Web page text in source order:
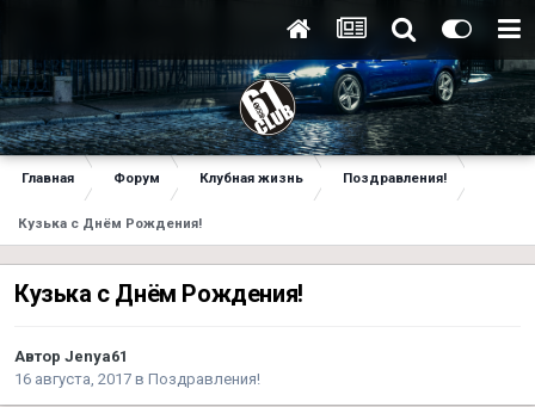
Главная Форум Клубная жизнь Поздравления!
Кузька с Днём Рождения!
Кузька с Днём Рождения!
Автор Jenya61
16 августа, 2017 в Поздравления!